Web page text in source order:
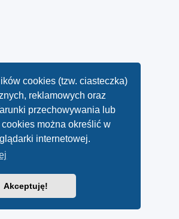
cookies (tzw. ciasteczka)
reklamowych oraz
przechowywania lub
można określić w
internetowej.
Akceptuję!